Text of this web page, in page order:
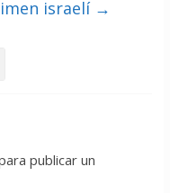
israelí →
publicar un